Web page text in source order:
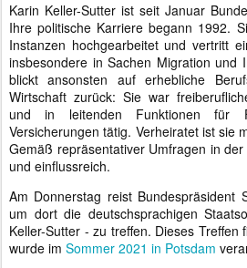
Karin Keller-Sutter ist seit Januar
Ihre politische Karriere begann 1992.
Instanzen hochgearbeitet und vertritt
insbesondere in Sachen Migration und
blickt ansonsten auf erhebliche
Wirtschaft zurück: Sie war
und in leitenden Funktionen für
Versicherungen tätig. Verheiratet ist sie
Gemäß repräsentativer Umfragen in
und einflussreich.
Am Donnerstag reist Bundespräsident
um dort die deutschsprachigen
Keller-Sutter - zu treffen. Dieses
wurde im Sommer 2021 in Potsdam